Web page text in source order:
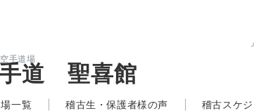
手道場
手道 聖喜館
一覧 稽古生・保護者様の声 稽古スケ